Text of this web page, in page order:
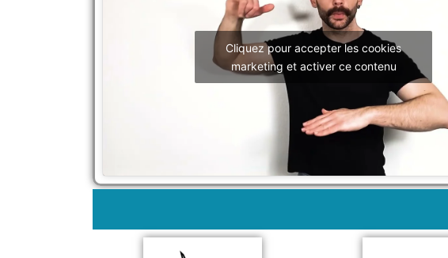
Cliquez pour accepter les cookies
marketing et activer ce contenu